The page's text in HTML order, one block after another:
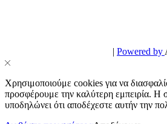
| Powered by
Χρησιμοποιούμε cookies για να
προσφέρουμε την καλύτερη εμπειρία. Η
υποδηλώνει ότι αποδέχεστε αυτήν την